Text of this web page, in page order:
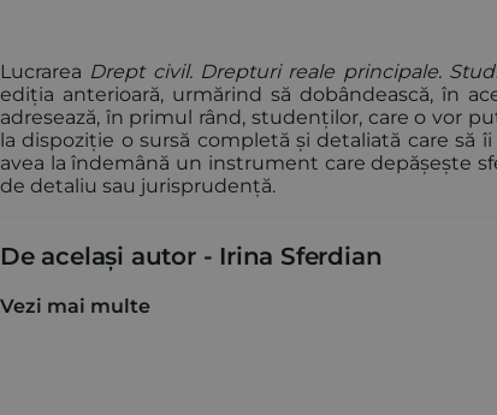
Lucrarea Drept civil. Drepturi reale principale.
ediția anterioară, urmărind să dobândească, în
adresează, în primul rând, studenților, care o vor
la dispoziție o sursă completă și detaliată care să
avea la îndemână un instrument care depășește
de detaliu sau jurisprudență.
De același autor - Irina Sferdian
Vezi mai multe